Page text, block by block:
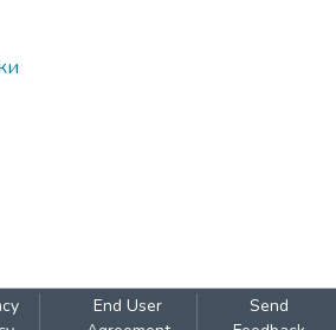
End User
Send